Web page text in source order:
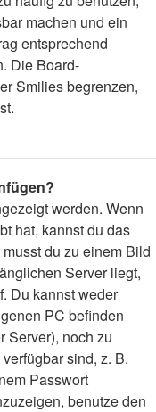
machen und ein
entsprechend
Die Board-
Smilies begrenzen,
werden. Wenn
hat, kannst du das
du zu einem Bild
Server liegt,
Du kannst weder
PC befinden
Server), noch zu
sind, z. B.
Passwort
benutze den